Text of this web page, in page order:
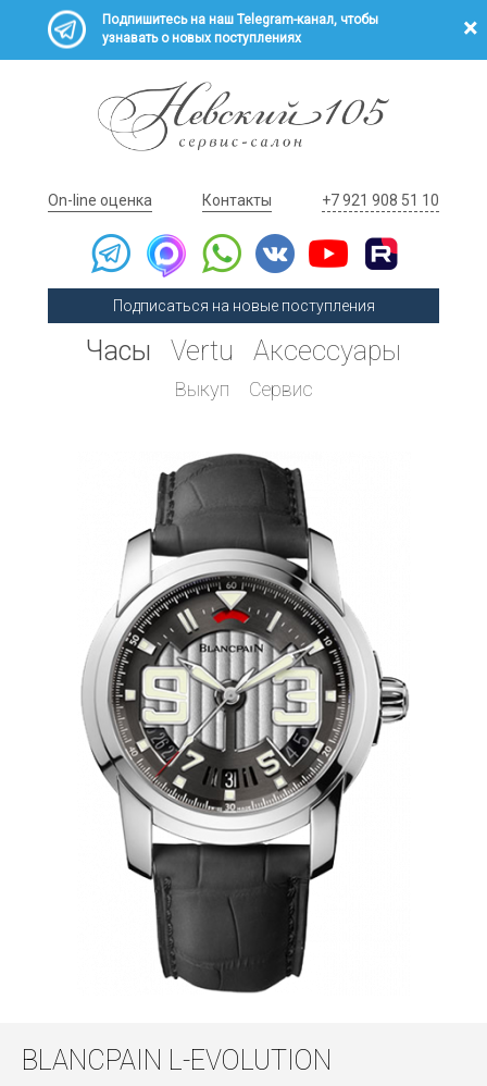
Подпишитесь на наш Telegram-канал, чтобы
узнавать о новых поступлениях
On-line оценка Контакты +7 921 908 51 10
Подписаться на новые поступления
Часы Vertu Аксессуары
Выкуп Сервис
BLANCPAIN L-EVOLUTION